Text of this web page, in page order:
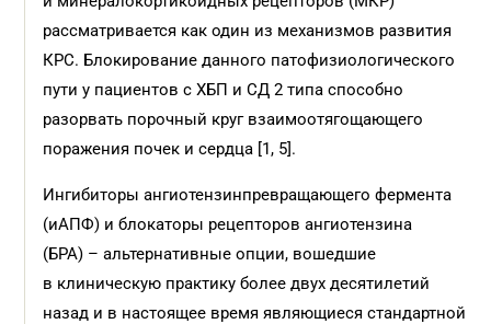
рассматривается как один из механизмов развития
КРС. Блокирование данного патофизиологического
пути у пациентов с ХБП и СД 2 типа способно
разорвать порочный круг взаимоотягощающего
поражения почек и сердца [1, 5].
Ингибиторы ангиотензинпревращающего фермента
(иАПФ) и блокаторы рецепторов ангиотензина
(БРА) – альтернативные опции, вошедшие
в клиническую практику более двух десятилетий
назад и в настоящее время являющиеся стандартной